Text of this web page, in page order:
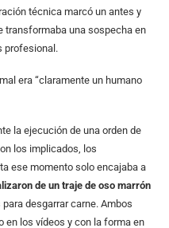
técnica marcó un antes y
transformaba una sospecha en
profesional.
era “claramente un humano
la ejecución de una orden de
los implicados, los
ese momento solo encajaba a
de un traje de oso marrón
desgarrar carne. Ambos
en los vídeos y con la forma en